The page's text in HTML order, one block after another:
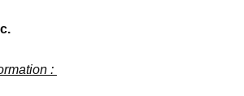
Accompagnement
: